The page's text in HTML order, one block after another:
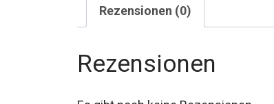
Rezensionen (0)
Rezensionen